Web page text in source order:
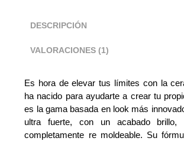
DESCRIPCIÓN
VALORACIONES (1)
Es hora de elevar tus límites con la
ha nacido para ayudarte a crear tu
es la gama basada en look más
ultra fuerte, con un acabado brillo,
completamente re moldeable. Su